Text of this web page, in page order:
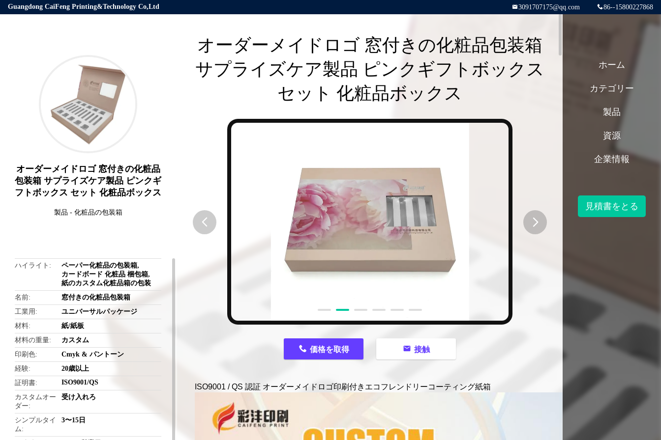
Guangdong CaiFeng Printing&Technology Co,Ltd 86--15800227868
3091707175@qq.com
オーダーメイドロゴ 窓付きの化粧品
包装箱 サプライズケア製品 ピンクギ
フトボックス セット 化粧品ボックス
製品 - 化粧品の包装箱
ハイライト ペーパー化粧品の包装箱,
カードボード 化粧品 梱包箱,
紙のカスタム化粧品箱の包装
名前
窓付きの化粧品包装箱
工業用
ユニバーサルパッケージ
材料
紙/紙板
材料の重量
カスタム
印刷色
Cmyk & パントーン
経験
20歳以上
証明書
ISO9001/QS
カスタムオー
ダー
受け入れろ
シンプルタイ
ム
3〜15日
オーダーメイドロゴ 窓付きの化粧品包装箱
サプライズケア製品 ピンクギフトボックス
セット 化粧品ボックス
価格を取得 接触
ISO9001 / QS 認証 オーダーメイドロゴ印刷付きエコフレンドリーコーティング紙箱
ホーム
カテゴリー
製品
資源
企業情報
見積書をとる